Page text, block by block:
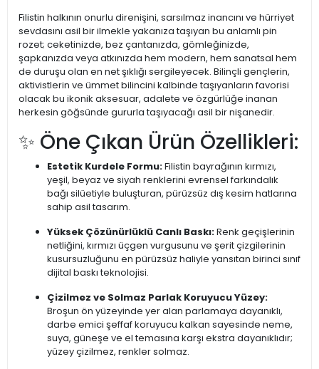
Filistin halkının onurlu direnişini, sarsılmaz inancını ve hürriyet
sevdasını asil bir ilmekle yakanıza taşıyan bu anlamlı pin
rozet; ceketinizde, bez çantanızda, gömleğinizde,
şapkanızda veya atkınızda hem modern, hem sanatsal hem
de duruşu olan en net şıklığı sergileyecek. Bilinçli gençlerin,
aktivistlerin ve ümmet bilincini kalbinde taşıyanların favorisi
olacak bu ikonik aksesuar, adalete ve özgürlüğe inanan
herkesin göğsünde gururla taşıyacağı asil bir nişanedir.
✨ Öne Çıkan Ürün Özellikleri:
Estetik Kurdele Formu:Filistin bayrağının kırmızı,
yeşil, beyaz ve siyah renklerini evrensel farkındalık
bağı silüetiyle buluşturan, pürüzsüz dış kesim hatlarına
sahip asil tasarım.
Yüksek Çözünürlüklü Canlı Baskı:Renk geçişlerinin
netliğini, kırmızı üçgen vurgusunu ve şerit çizgilerinin
kusursuzluğunu en pürüzsüz haliyle yansıtan birinci sınıf
dijital baskı teknolojisi.
Çizilmez ve Solmaz Parlak Koruyucu Yüzey:
Broşun ön yüzeyinde yer alan parlamaya dayanıklı,
darbe emici şeffaf koruyucu kalkan sayesinde neme,
suya, güneşe ve el temasına karşı ekstra dayanıklıdır;
yüzey çizilmez, renkler solmaz.